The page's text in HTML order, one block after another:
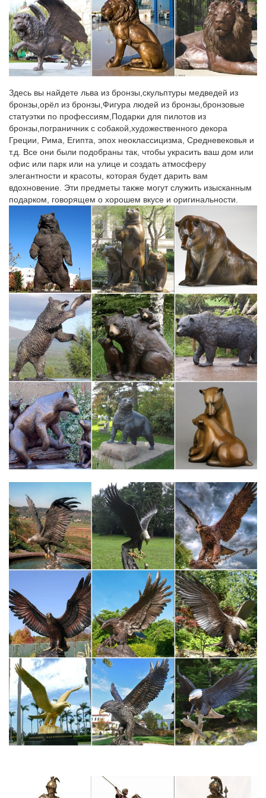
Фигурка "Собака со щенком".Винтажные вещи покоряют
уникальной атмосферой, причастностью к давно ушедшим
эпохам.Старинная статуэтка в подарок станет не только
символом вашего внимания, но и ценным вкладом: цена за
антиквариат растет с каждым годом.
Статуэтки – символ года 2018 СОБАКА купить в Москва
*Статуэтка Собака со щенками на золотых монетах.*Фигурка
декоративная Собака 7 см, 6 видов. 85. КУПИТЬ.
Минимальный заказ: 6шт. Код товара: rm-253440.
Фигурка Собаки – символ 2018 года | В нашем…
CMS-60/20 Статуэтка "Собака с букетом" (Pavone).шт. Купить.
Быстрый просмотр.Пройдет всего несколько лет, как символ
года Собака примет бразды правления, чтобы ознаменовать
своим приходом самый благодатный период для всех знаков,
без исключения.
Редкие фарфоровые статуэтки СССР (фото)
Такая статуэтка говорит сама за себя. Нежные фарфоровые
статуэтки СССР, отражавшие восхищение искусством и любовь
к нему, – скульптурные композиции балерин.Особое место в
изобразительном искусстве играли народные мотивы, сюжеты
из сказок.
Скульптура, статуэтки | Интернет-магазин: Тел. +7 (812) 325-
1970.
Коллекция включает в себя фигурки домашних и диких
животных, различных пород собак и видов птиц, экзотических
зверей, обитающих в Заполярье и в знойной африканской
саванне.Скульптура, статуэтки. Подбор изделия по
параметрам. Цена в интернет-магазине.
Фигурки собак – Стеклянные фигурки собак – Коллекция
собачек
Вот тут мы собрали стеклянные фигурки собак и собачек, псов
и песиков, разных пород и разных размеров. фигурки собак
фигурок.
Статуэтки из серебра, фигурки животных.
Символ 2018 года: Собака. Золотая коллекция
Альдзена.Статуэтки бобра. Медведь, как символ благородства
и храбрости.Уникальные технологии производства ювелирных
изделий из серебра: литье под давлением и нанесение эмали
сделали фигурки животных…
фигурки собак из бронзы различных пород, овчарки
бронзовые…
Код товара: 2118_GE. Фигурка собаки символизирует собой
верность, преданность, благополучие.Статуэтка собачки из
бронзы, Художественное бронзовое литье, Материал: Бронза,
Покрытие – эмаль, лак, Вид: Интерьерная, настольная,
каминная, подарочная, арт.
Скульптуры, статуи и статуэтки
Скульптура (от лат. вырезаю, высекаю) – ваяние, пластика,
вид изобразительного искусстваСовременная скульптура в
России и Москве представлена множеством уникальных
Статуэтки – символ 2018 года – Собака – покупайте в Москве
Здесь вы найдете льва из бронзы,скульптуры медведей из
бронзы,орёл из бронзы,Фигура людей из бронзы,бронзовые
статуэтки по профессиям,Подарки для пилотов из
бронзы,пограничник с собакой,художественного декора
Греции, Рима, Египта, эпох неоклассицизма, Средневековья и
т.д. Все они были подобраны так, чтобы украсить ваш дом или
офис или парк или на улице и создать атмосферу
элегантности и красоты, которая будет дарить вам
вдохновение. Эти предметы также могут служить изысканным
подарком, говорящем о хорошем вкусе и оригинальности.